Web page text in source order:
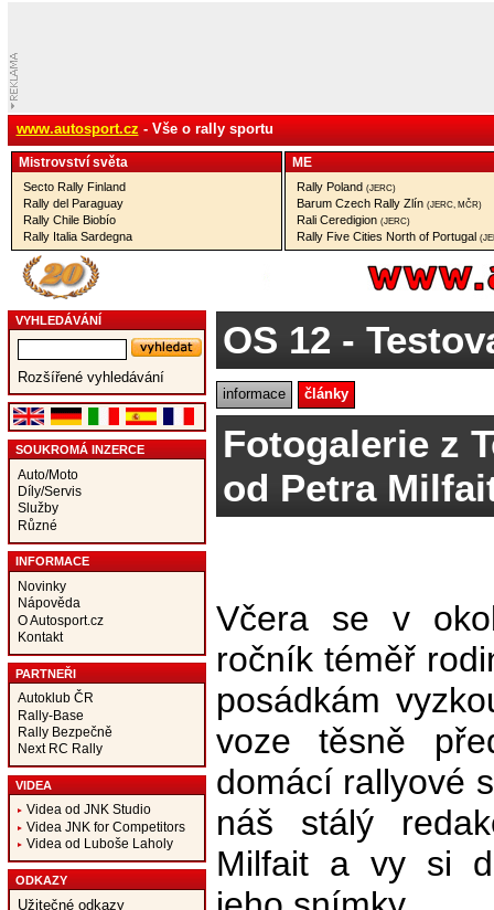
www.autosport.cz - Vše o rally sportu
Mistrovství­ světa
Secto Rally Finland
Rally del Paraguay
Rally Chile Biobío
Rally Italia Sardegna
ME
Rally Poland (JERC)
Barum Czech Rally Zlín (JERC, MČR)
Rali Ceredigion (JERC)
Rally Five Cities North of Portugal
VYHLEDÁVÁNÍ
Rozšířené vyhledávání
SOUKROMÁ INZERCE
Auto/Moto
Díly/Servis
Služby
Různé
INFORMACE
Novinky
Nápověda
O Autosport.cz
Kontakt
PARTNEŘI
Autoklub ČR
Rally-Base
Rally Bezpečně
Next RC Rally
VIDEA
Videa od JNK Studio
Videa JNK for Competitors
Videa od Luboše Laholy
ODKAZY
Užitečné odkazy
OS 12 -
informace články
Fotogalerie z
od Petra
Včera se v
ročník téměř
posádkám
voze těsně
domácí rallyové
náš stálý
Milfait a vy si